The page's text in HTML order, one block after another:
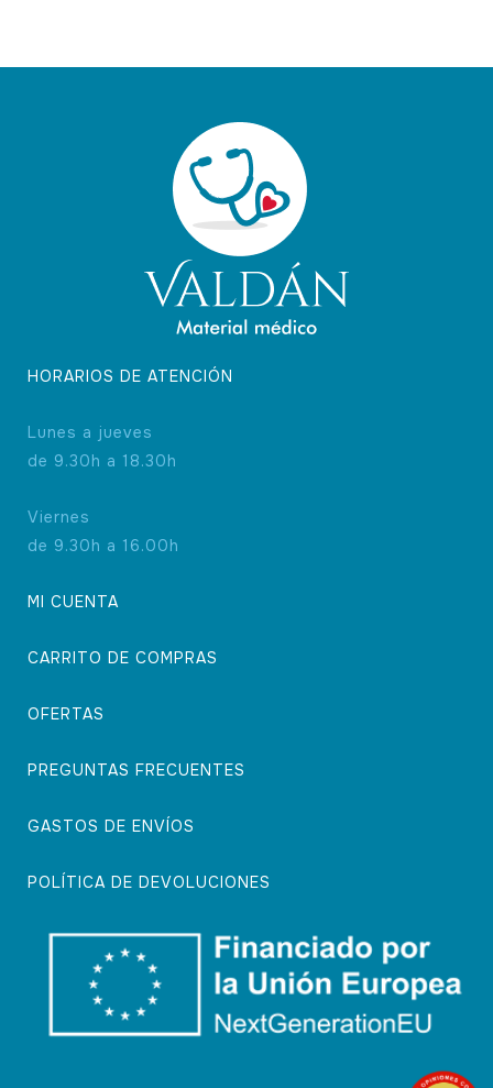
HORARIOS DE ATENCIÓN
Lunes a jueves
de 9.30h a 18.30h
Viernes
de 9.30h a 16.00h
MI CUENTA
CARRITO DE COMPRAS
OFERTAS
PREGUNTAS FRECUENTES
GASTOS DE ENVÍOS
POLÍTICA DE DEVOLUCIONES